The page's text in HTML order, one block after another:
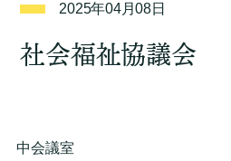
2025年04月08日
社会福祉協議会
中会議室